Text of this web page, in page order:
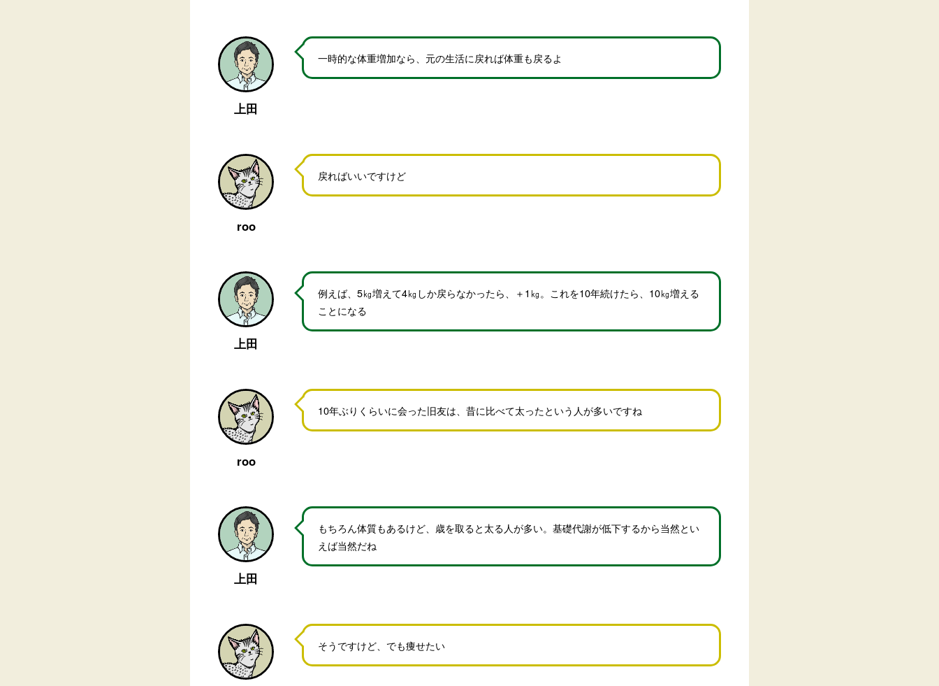
上田
一時的な体重増加なら、元の生活に戻れば体重も戻るよ
roo
戻ればいいですけど
上田
例えば、5㎏増えて4㎏しか戻らなかったら、＋1㎏。これを10年続けたら、10㎏増える
ことになる
roo
10年ぶりくらいに会った旧友は、昔に比べて太ったという人が多いですね
上田
もちろん体質もあるけど、歳を取ると太る人が多い。基礎代謝が低下するから当然とい
えば当然だね
そうですけど、でも痩せたい